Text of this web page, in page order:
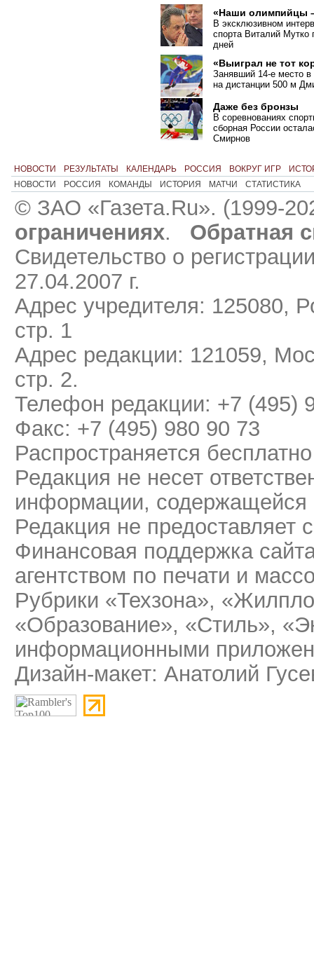
«Наши олимпийцы
В эксклюзивном
спорта Виталий Мутко
дней
«Выиграл не тот
Занявший 14-е место в
на дистанции 500 м
Даже без бронзы
В соревнованиях
сборная России
Смирнов
НОВОСТИ РЕЗУЛЬТАТЫ КАЛЕНДАРЬ РОССИЯ ВОКРУГ ИГР
НОВОСТИ
РОССИЯ КОМАНДЫ ИСТОРИЯ МАТЧИ СТАТИСТИКА
© ЗАО «Газета.Ru». (1999-
ограничениях.
Обратная
Свидетельство о
27.04.2007 г.
Адрес учредителя: 125080,
стр. 1
Адрес редакции: 121059,
стр. 2.
Телефон редакции: +7 (495)
Факс: +7 (495) 980 90 73
Распространяется бесплатно
Редакция не несет
информации, содержащейся
Редакция не предоставляет
Финансовая поддержка
агентством по печати и
Рубрики «Техзона»,
«Образование», «Стиль»,
информационными
Дизайн-макет: Анатолий